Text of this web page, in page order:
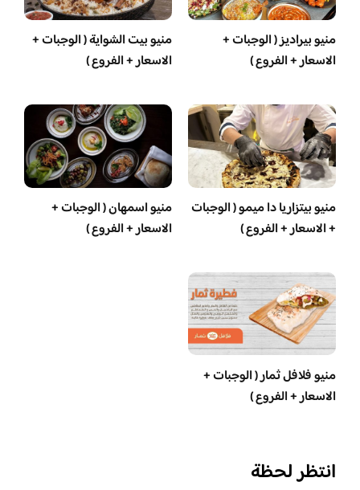
منيو بيراديز ( الوجبات +
الاسعار + الفروع )
منيو بيت الشواية ( الوجبات +
الاسعار + الفروع )
منيو بيتزاريا دا ميمو ( الوجبات
+ الاسعار + الفروع )
منيو اسمهان ( الوجبات +
الاسعار + الفروع )
منيو فلافل ثمار ( الوجبات +
الاسعار + الفروع )
انتظر لحظة